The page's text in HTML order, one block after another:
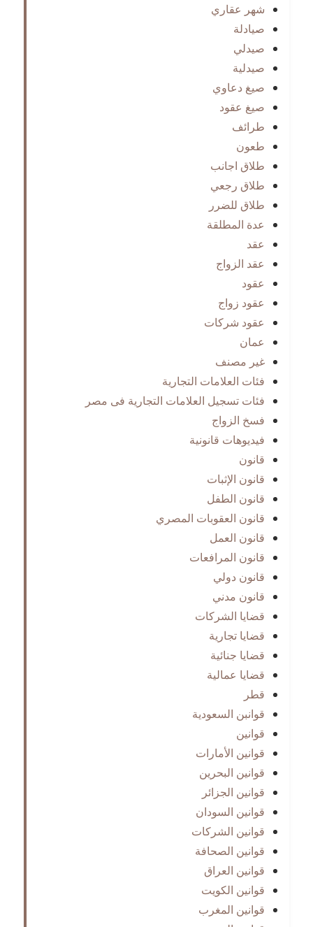
شهر عقاري
صيادلة
صيدلي
صيدلية
صيغ دعاوي
صيغ عقود
طرائف
طعون
طلاق اجانب
طلاق رجعي
طلاق للضرر
عدة المطلقة
عقد
عقد الزواج
عقود
عقود زواج
عقود شركات
عمان
غير مصنف
فئات العلامات التجارية
فئات تسجيل العلامات التجارية فى مصر
فسخ الزواج
فيديوهات قانونية
قانون
قانون الإثبات
قانون الطفل
قانون العقوبات المصري
قانون العمل
قانون المرافعات
قانون دولي
قانون مدني
قضايا الشركات
قضايا تجارية
قضايا جنائية
قضايا عمالية
قطر
قوانبن السعودية
قوانين
قوانين الأمارات
قوانين البحرين
قوانين الجزائر
قوانين السودان
قوانين الشركات
قوانين الصحافة
قوانين العراق
قوانين الكويت
قوانين المغرب